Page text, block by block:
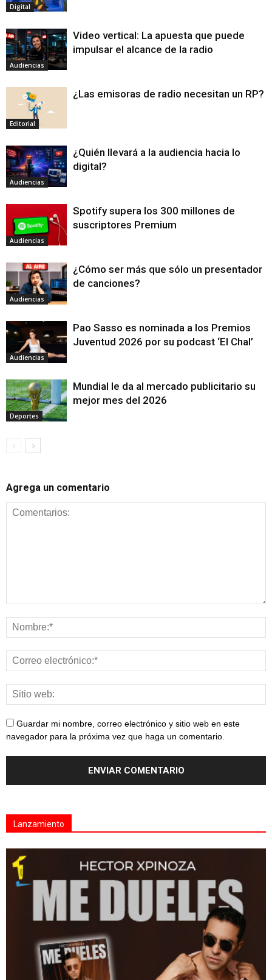
Digital
Audiencias
Video vertical: La apuesta que puede
impulsar el alcance de la radio
Editorial
¿Las emisoras de radio necesitan un RP?
Audiencias
¿Quién llevará a la audiencia hacia lo
digital?
Audiencias
Spotify supera los 300 millones de
suscriptores Premium
Audiencias
¿Cómo ser más que sólo un presentador
de canciones?
Audiencias
Pao Sasso es nominada a los Premios
Juventud 2026 por su podcast ‘El Chal’
Deportes
Mundial le da al mercado publicitario su
mejor mes del 2026
Agrega un comentario
Guardar mi nombre, correo electrónico y sitio web en este
navegador para la próxima vez que haga un comentario.
Lanzamiento